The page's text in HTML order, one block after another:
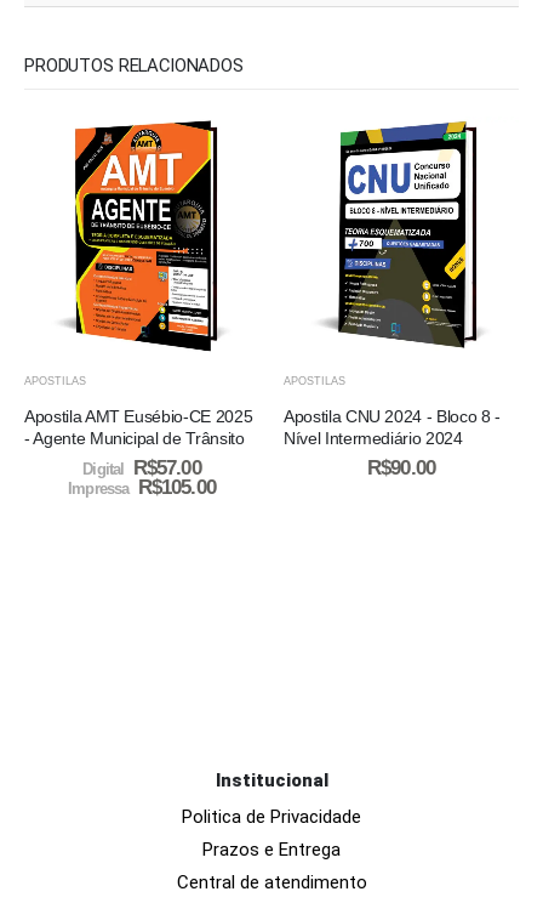
PRODUTOS RELACIONADOS
APOSTILAS
Apostila AMT Eusébio-CE 2025
- Agente Municipal de Trânsito
Digital R$57.00
Impressa R$105.00
APOSTILAS
Apostila CNU 2024 - Bloco 8 -
Nível Intermediário 2024
R$90.00
Institucional
Politica de Privacidade
Prazos e Entrega
Central de atendimento